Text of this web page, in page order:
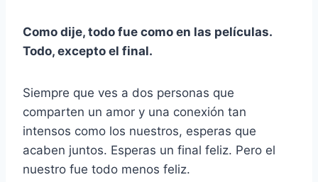
Como dije, todo fue como en las películas.
Todo, excepto el final.
Siempre que ves a dos personas que
comparten un amor y una conexión tan
intensos como los nuestros, esperas que
acaben juntos. Esperas un final feliz. Pero el
nuestro fue todo menos feliz.